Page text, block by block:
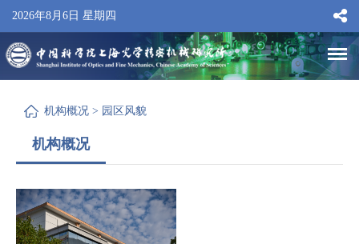
2026年8月6日 星期四
机构概况 > 园区风貌
机构概况